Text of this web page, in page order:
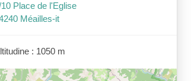
Place de l'Eglise
Méailles-it
: 1050 m